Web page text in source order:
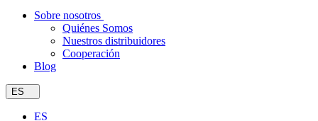
Sobre nosotros
Quiénes Somos
Nuestros distribuidores
Cooperación
Blog
ES
ES